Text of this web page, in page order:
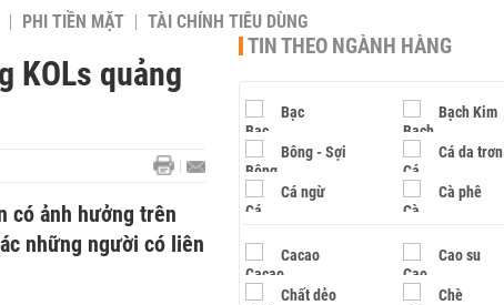
PHI TIỀN MẶT TÀI CHÍNH TIÊU DÙNG
KOLs quảng
có ảnh hưởng trên
những người có liên
TIN THEO NGÀNH HÀNG
Bạc Bạch Kim
Bông - Sợi Cá da trơn
Cá ngừ Cà phê
Cacao Cao su
Chất dẻo Chè